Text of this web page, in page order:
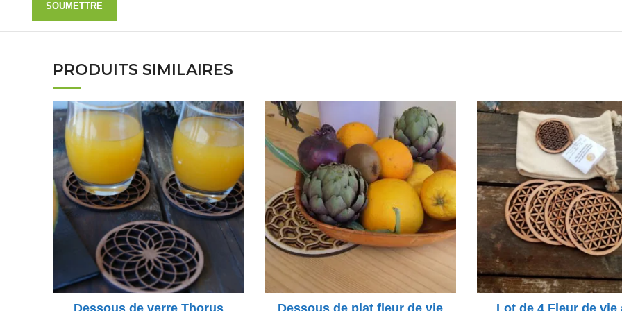
PRODUITS SIMILAIRES
Dessous de verre Thorus
Dessous de plat fleur de vie
Lot de 4 Fleur de vie